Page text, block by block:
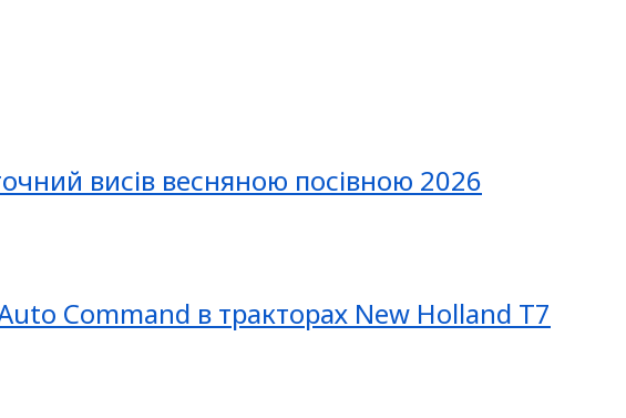
висів весняною посівною 2026
Auto Command в тракторах New Holland T7